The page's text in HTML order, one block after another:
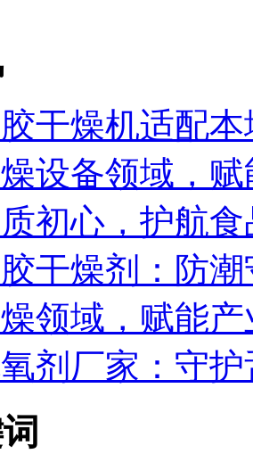
干燥机适配
设备领域，赋
初心，护航
干燥剂：防
领域，赋能产
剂厂家：守护